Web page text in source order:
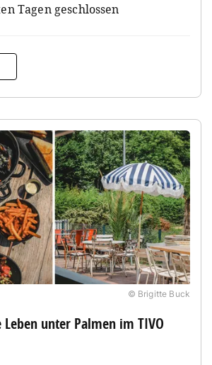
Tagen geschlossen
© Brigitte Buck
Leben unter Palmen im TIVO